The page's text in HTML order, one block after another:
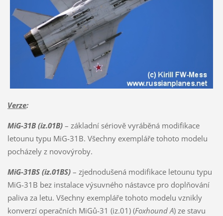
Verze:
MiG-31B (iz.01B)– základní sériově vyráběná modifikace
letounu typu MiG-31B. Všechny exempláře tohoto modelu
pocházely z novovýroby.
MiG-31BS (iz.01BS)– zjednodušená modifikace letounu typu
MiG-31B bez instalace výsuvného nástavce pro doplňování
paliva za letu. Všechny exempláře tohoto modelu vznikly
konverzí operačních MiGů-31 (iz.01) (Foxhound A) ze stavu